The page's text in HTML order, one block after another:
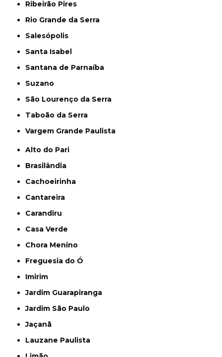
Ribeirão Pires
Rio Grande da Serra
Salesópolis
Santa Isabel
Santana de Parnaíba
Suzano
São Lourenço da Serra
Taboão da Serra
Vargem Grande Paulista
Alto do Pari
Brasilândia
Cachoeirinha
Cantareira
Carandiru
Casa Verde
Chora Menino
Freguesia do Ó
Imirim
Jardim Guarapiranga
Jardim São Paulo
Jaçanã
Lauzane Paulista